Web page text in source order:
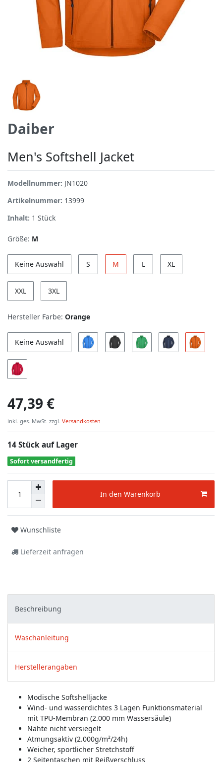
Daiber
Men's Softshell Jacket
Modellnummer: JN1020
Artikelnummer: 13999
Inhalt: 1 Stück
Größe: M
Keine Auswahl S M L XL
XXL 3XL
Hersteller Farbe: Orange
Keine Auswahl
47,39 €
inkl. ges. MwSt. zzgl. Versandkosten
14 Stück auf Lager
Sofort versandfertig
In den Warenkorb
Wunschliste
Lieferzeit anfragen
Beschreibung
Waschanleitung
Herstellerangaben
Modische Softshelljacke
Wind- und wasserdichtes 3 Lagen Funktionsmaterial
mit TPU-Membran (2.000 mm Wassersäule)
Nähte nicht versiegelt
Atmungsaktiv (2.000g/m²/24h)
Weicher, sportlicher Stretchstoff
2 Seitentaschen mit Reißverschluss